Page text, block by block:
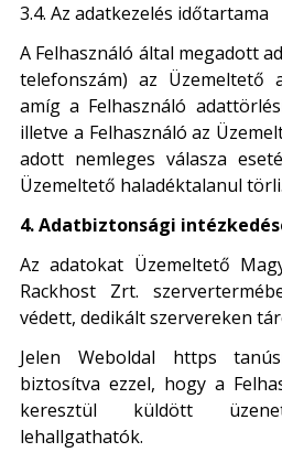
3.4. Az adatkezelés időtartama
A Felhasználó által megadott
telefonszám) az Üzemeltető
amíg a Felhasználó
illetve a Felhasználó az
adott nemleges válasza
Üzemeltető haladéktalanul törli.
4. Adatbiztonsági
Az adatokat Üzemeltető
Rackhost Zrt.
védett, dedikált szervereken
Jelen Weboldal https
biztosítva ezzel, hogy a
keresztül küldött
lehallgathatók.